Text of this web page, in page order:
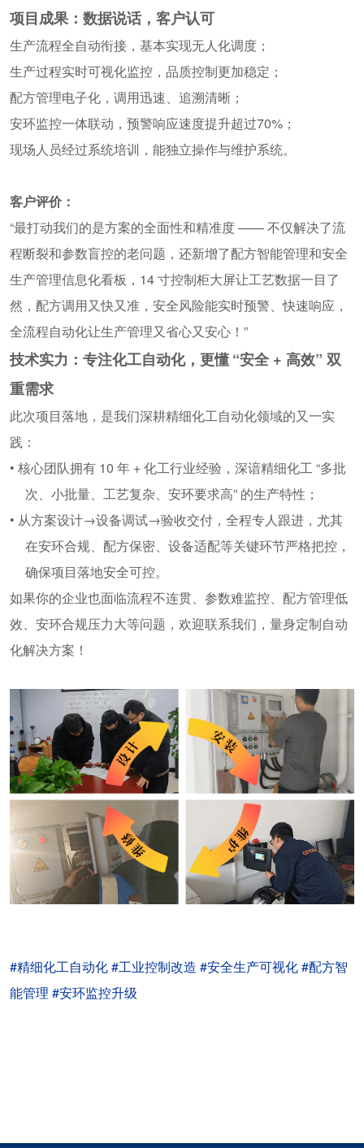
项目成果：数据说话，客户认可
生产流程全自动衔接，基本实现无人化调度；
生产过程实时可视化监控，品质控制更加稳定；
配方管理电子化，调用迅速、追溯清晰；
安环监控一体联动，预警响应速度提升超过70%；
现场人员经过系统培训，能独立操作与维护系统。
客户评价：
“最打动我们的是方案的全面性和精准度——不仅解决了流
程断裂和参数盲控的老问题，还新增了配方智能管理和安全
生产管理信息化看板， 14寸控制柜大屏让工艺数据一目了
然，配方调用又快又准，安全风险能实时预警、快速响应，
全流程自动化让生产管理又省心又安心！ ”
技术实力：专注化工自动化，更懂“安全 + 高效” 双
重需求
此次项目落地，是我们深耕精细化工自动化领域的又一实
践：
• 核心团队拥有10 年 +化工行业经验，深谙精细化工 “多批
次、小批量、工艺复杂、安环要求高” 的生产特性；
• 从方案设计→设备调试→验收交付，全程专人跟进，尤其
在安环合规、配方保密、设备适配等关键环节严格把控，
确保项目落地安全可控。
如果你的企业也面临流程不连贯、参数难监控、配方管理低
效、安环合规压力大等问题，欢迎联系我们，量身定制自动
化解决方案！
#精细化工自动化#工业控制改造 #安全生产可视化#配方智
能管理 #安环监控升级